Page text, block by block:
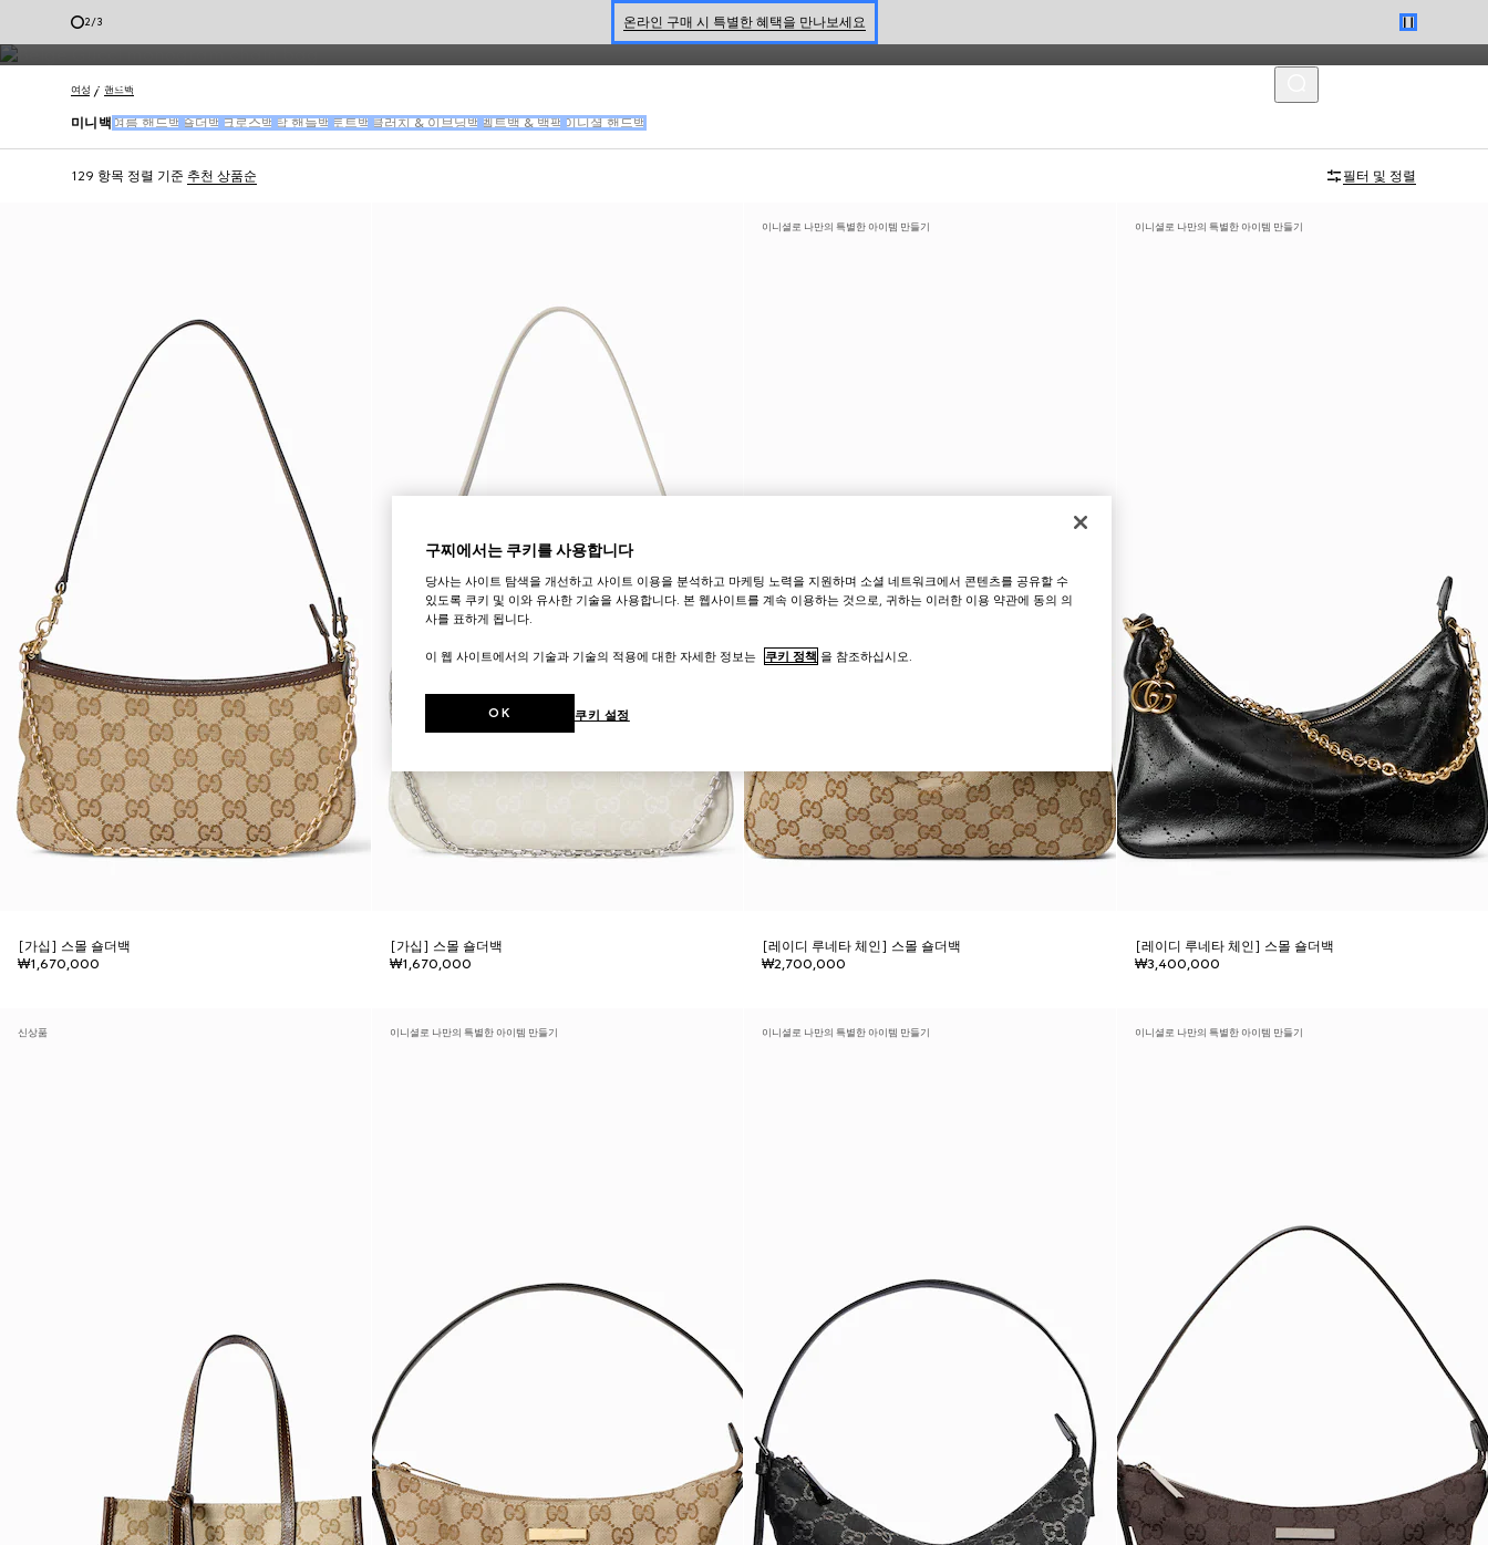
2/3 온라인 구매 시 특별한 혜택을 만나보세요
신세계 강남 팝업 스토어 예약하기 7/30-8/9
고객 서비스
만나보실 수 있습니다.
여성 핸드백
미니백 여름 핸드백 숄더백 크로스백 탑 핸들백 토트백 클러치 & 이브닝백 벨트백 & 백팩 이니셜 핸드백
129 항목 정렬 기준 추천 상품순 필터 및 정렬
[가십] 스몰 숄더백
₩1,670,000
[가십] 스몰 숄더백
₩1,670,000
이니셜로 나만의 특별한 아이템 만들기
[레이디 루네타 체인] 스몰 숄더백
₩2,700,000
이니셜로 나만의 특별한 아이템 만들기
[레이디 루네타 체인] 스몰 숄더백
₩3,400,000
신상품 이니셜로 나만의 특별한 아이템 만들기 이니셜로 나만의 특별한 아이템 만들기 이니셜로 나만의 특별한 아이템 만들기
구찌에서는 쿠키를 사용합니다
당사는 사이트 탐색을 개선하고 사이트 이용을 분석하고 마케팅 노력을 지원하며 소셜 네트워크에서 콘텐츠를 공유할 수
있도록 쿠키 및 이와 유사한 기술을 사용합니다. 본 웹사이트를 계속 이용하는 것으로, 귀하는 이러한 이용 약관에 동의 의
사를 표하게 됩니다.
이 웹 사이트에서의 기술과 기술의 적용에 대한 자세한 정보는 쿠키 정책 을 참조하십시오.
쿠키 설정
OK